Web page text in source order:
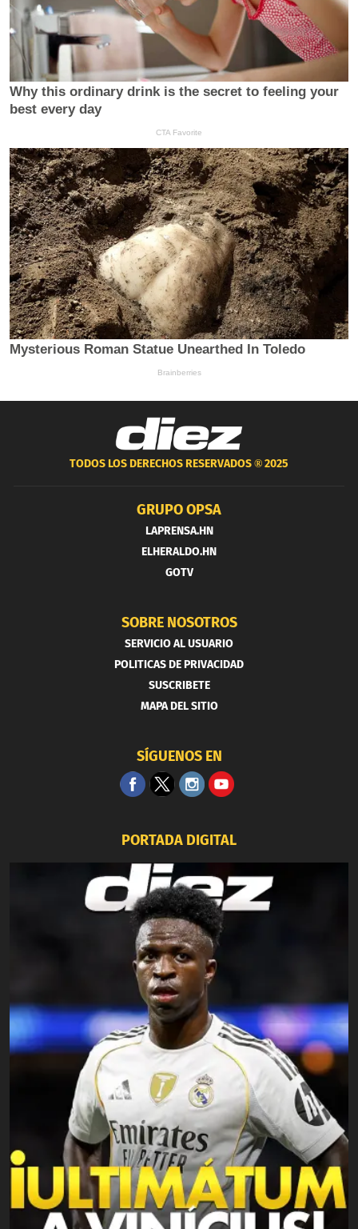
TODOS LOS DERECHOS RESERVADOS ®2025
GRUPO OPSA
LAPRENSA.HN
ELHERALDO.HN
GOTV
SOBRE NOSOTROS
SERVICIO AL USUARIO
POLITICAS DE PRIVACIDAD
SUSCRIBETE
MAPA DEL SITIO
SÍGUENOS EN
PORTADA DIGITAL